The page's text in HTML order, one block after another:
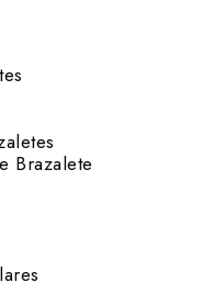
Brazalete